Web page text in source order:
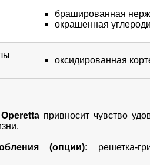
брашированная
окрашенная
оксидированная
привносит чувство
(опции): решетка-